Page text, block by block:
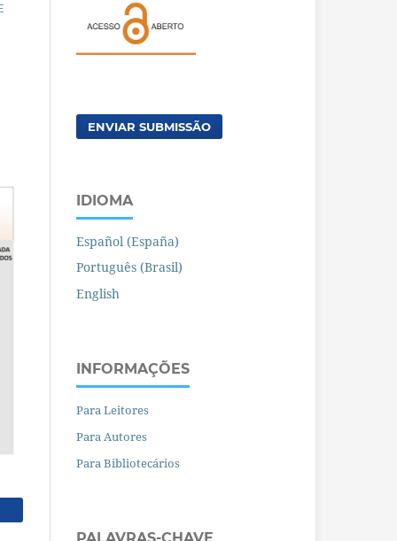
ENVIAR SUBMISSÃO
IDIOMA
Español (España)
Português (Brasil)
English
INFORMAÇÕES
Para Leitores
Para Autores
Para Bibliotecários